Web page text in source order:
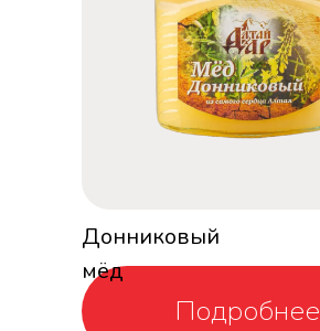
Подробнее
Донниковый
мёд